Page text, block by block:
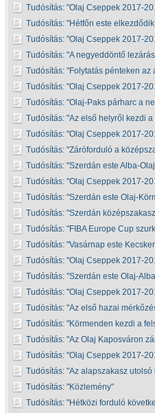
Tudósítás: Olaj Cseppek 2017-
Tudósítás:
Hétfőn este
Tudósítás: Olaj Cseppek 2017-
Tudósítás: A negyeddöntő
Tudósítás:
Folytatás pénteken az
Tudósítás: Olaj Cseppek 2017-
Tudósítás: Olaj-Paks párharc a
Tudósítás: Az első helyről kezdi
Tudósítás: Olaj Cseppek 2017-
Tudósítás: Záróforduló a
Tudósítás: Szerdán este Alba-
Tudósítás: Olaj Cseppek 2017-
Tudósítás: Szerdán este Olaj-
Tudósítás: Szerdán
Tudósítás:
FIBA Europe Cup
Tudósítás: Vasárnap este
Tudósítás: Olaj Cseppek 2017-
Tudósítás: Szerdán este Olaj-
Tudósítás: Olaj Cseppek 2017-
Tudósítás: Az első hazai
Tudósítás:
Körmenden kezdi a
Tudósítás: Az Olaj Kaposváron
Tudósítás: Olaj Cseppek 2017-
Tudósítás: Az alapszakasz
Tudósítás:
Közlemény
Tudósítás:
Hétközi forduló